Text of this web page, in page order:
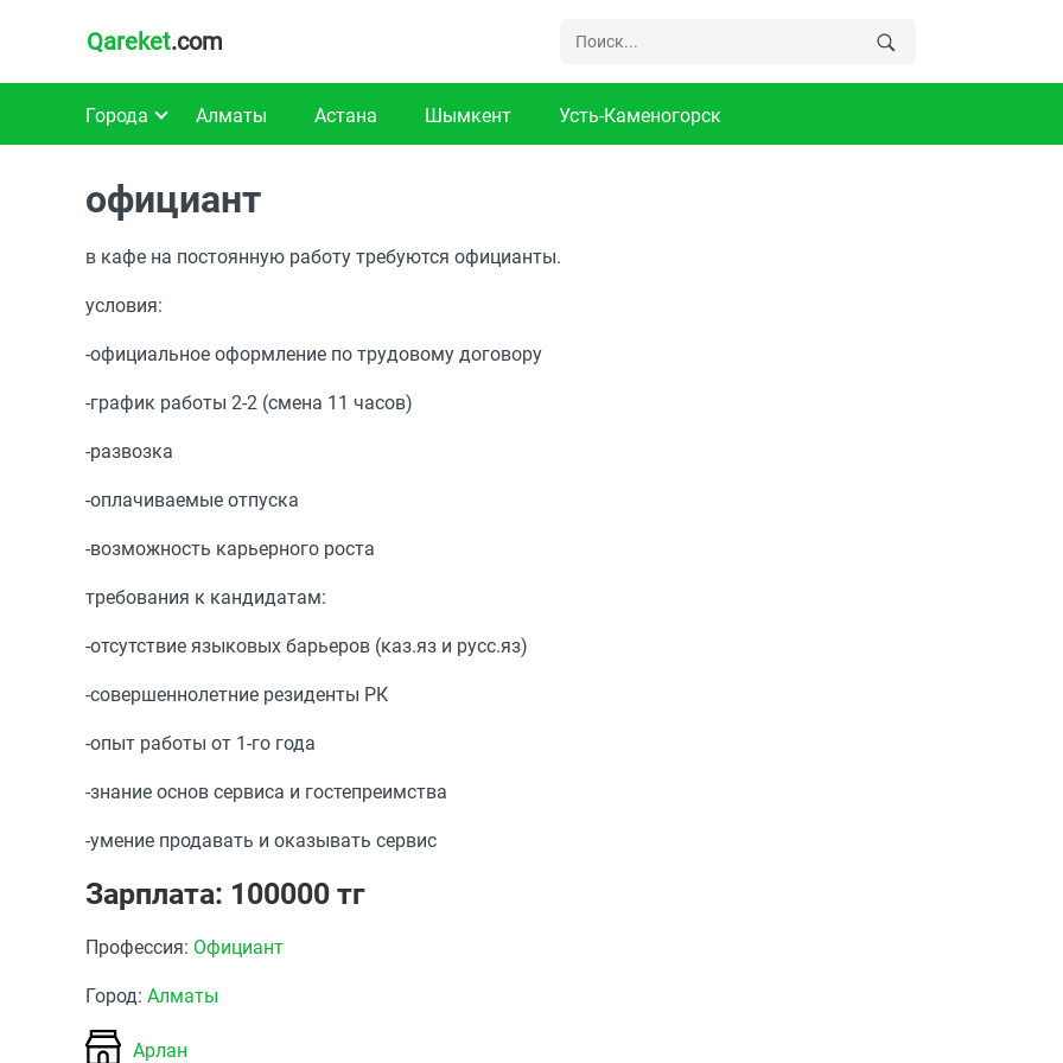
Qareket.com
Города Алматы Астана Шымкент Усть-Каменогорск
официант
в кафе на постоянную работу требуются официанты.
условия:
-официальное оформление по трудовому договору
-график работы 2-2 (смена 11 часов)
-развозка
-оплачиваемые отпуска
-возможность карьерного роста
требования к кандидатам:
-отсутствие языковых барьеров (каз.яз и русс.яз)
-совершеннолетние резиденты РК
-опыт работы от 1-го года
-знание основ сервиса и гостепреимства
-умение продавать и оказывать сервис
Зарплата: 100000 тг
Профессия: Официант
Город: Алматы
Арлан